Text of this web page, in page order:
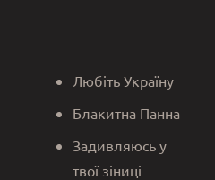
Любіть Україну
Блакитна Панна
Задивляюсь у
твої зіниці